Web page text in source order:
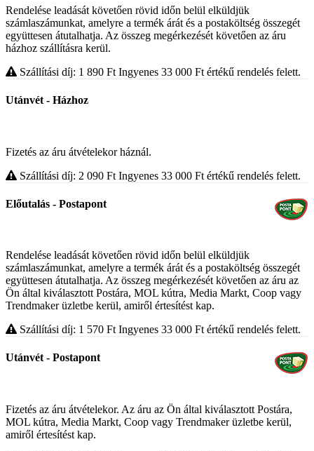
Rendelése leadását követően rövid időn belül elküldjük
számlaszámunkat, amelyre a termék árát és a postaköltség összegét
együttesen átutalhatja. Az összeg megérkezését követően az áru
házhoz szállításra kerül.
Szállítási díj: 1 890 Ft Ingyenes 33 000 Ft értékű rendelés felett.
Utánvét - Házhoz
Fizetés az áru átvételekor háznál.
Szállítási díj: 2 090 Ft Ingyenes 33 000 Ft értékű rendelés felett.
Előutalás - Postapont
Rendelése leadását követően rövid időn belül elküldjük
számlaszámunkat, amelyre a termék árát és a postaköltség összegét
együttesen átutalhatja. Az összeg megérkezését követően az áru az
Ön által kiválasztott Postára, MOL kútra, Media Markt, Coop vagy
Trendmaker üzletbe kerül, amiről értesítést kap.
Szállítási díj: 1 570 Ft Ingyenes 33 000 Ft értékű rendelés felett.
Utánvét - Postapont
Fizetés az áru átvételekor. Az áru az Ön által kiválasztott Postára,
MOL kútra, Media Markt, Coop vagy Trendmaker üzletbe kerül,
amiről értesítést kap.